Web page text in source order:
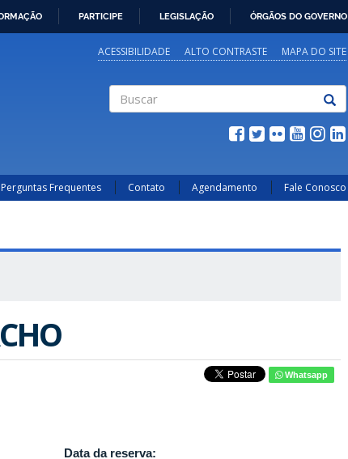
PARTICIPE LEGISLAÇÃO ÓRGÃOS DO GOVERNO
ACESSIBILIDADE ALTO CONTRASTE MAPA DO SITE
Perguntas Frequentes Contato Agendamento Fale Conosco
Whatsapp
Data da reserva: